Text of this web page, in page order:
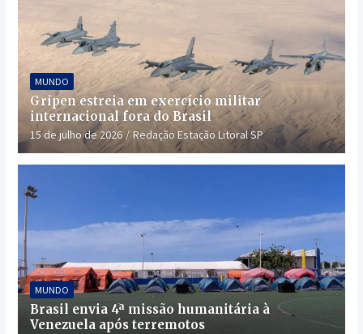
MUNDO
Gripen estreia em exercício militar
internacional fora do Brasil
15 de julho de 2026 Redação Estação Litoral SP
MUNDO
Brasil envia 4ª missão humanitária à
Venezuela após terremotos